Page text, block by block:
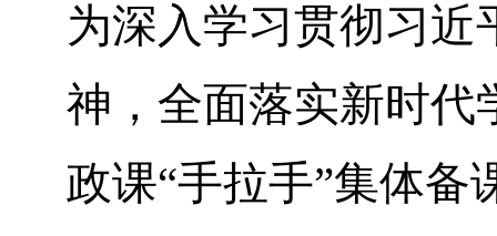
为深入学习贯彻习
神，全面落实新时代
政课“手拉手”集体备